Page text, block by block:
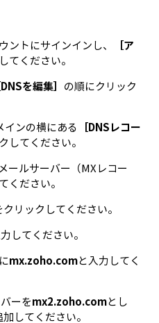
トにサインインし、
［ア
てください。
DNSを編集］ の順にクリック
ンの横にある ［DNSレコー
してください。
ールサーバー（MXレコー
ください。
クリックしてください。
してください。
mx.zoho.comと入力してく
ーをmx2.zoho.comとし
してください。